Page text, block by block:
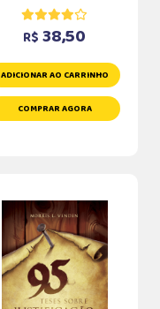
R$ 38,50
ADICIONAR AO CARRINHO
COMPRAR AGORA